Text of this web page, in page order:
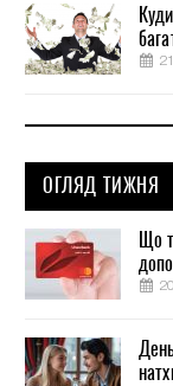
ОГЛЯД ТИЖНЯ
Що